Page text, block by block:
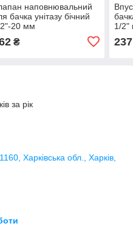
наповнювальний
бачка унітазу бічний
20 мм
₴
1/2"
за рік
Харківська обл., Харків,